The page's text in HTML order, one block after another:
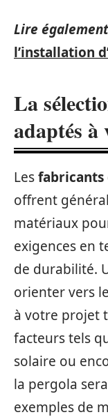
Lire
l’installation
La
adaptés à
Lesfabricants
offrent
matériaux
exigences en
de durabilité.
orienter vers
à votre projet
facteurs tels
solaire ou
la pergola
exemples de